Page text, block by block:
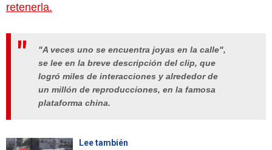
retenerla.
"A veces uno se encuentra joyas en la calle",
se lee en la breve descripción del clip, que
logró miles de interacciones y alrededor de
un millón de reproducciones, en la famosa
plataforma china.
Lee también